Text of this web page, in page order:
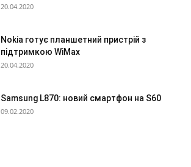
20.04.2020
Nokia готує планшетний пристрій з
підтримкою WiMax
20.04.2020
Samsung L870: новий смартфон на S60
09.02.2020